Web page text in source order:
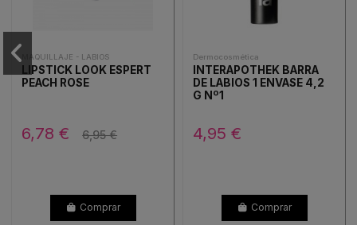
MAQUILLAJE - LABIOS
LIPSTICK LOOK ESPERT
PEACH ROSE
6,78 € 6,95 €
Comprar
Dermocosmética
INTERAPOTHEK BARRA
DE LABIOS 1 ENVASE 4,2
G Nº1
4,95 €
Comprar